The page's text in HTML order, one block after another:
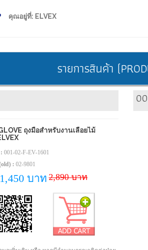
คุณอยู่ที่: ELVEX
รายการสินค้า
ถุงมือสำหรับงานเลื่อยไม้
001-02-F-EV-1601
: 02-9801
1,450 บาท 2,890 บาท